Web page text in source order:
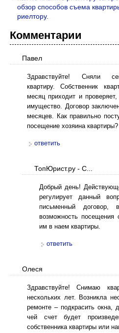
обзор способов съема
риелтору.
Комментарии
Павел
Здравствуйте! Сняли
квартиру. Собственник
месяц приходит и
имущество. Договор
месяцев. Как правильно
посещение хозяина квартиры?
ответить
ТопЮрист.ру - С...
Добрый день!
регулирует данный
письменный договор,
возможность посещения
им в наем квартиры.
ответить
Олеся
Здравствуйте! Снимаю
нескольких лет. Возникла
ремонте – подкрасить окна,
чей счет будет
собственника квартиры или